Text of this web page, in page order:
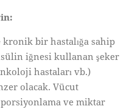
bir hastalığa sahip
iğnesi kullanan şeker
hastaları vb.)
olacak. Vücut
ve miktar